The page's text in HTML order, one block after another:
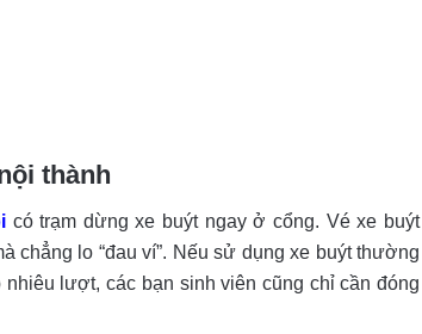
thành
có trạm dừng xe buýt ngay ở cổng. Vé xe buýt
chẳng lo “đau ví”. Nếu sử dụng xe buýt thường
lượt, các bạn sinh viên cũng chỉ cần đóng